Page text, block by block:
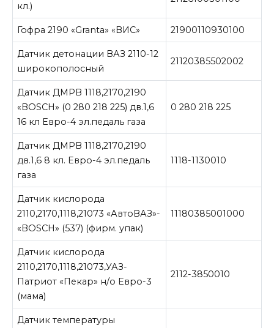
кл.)
Гофра 2190 «Granta» «ВИС» 21900110930100
Датчик детонации ВАЗ 2110-12
широкополосный
21120385502002
Датчик ДМРВ 1118,2170,2190
«BOSCH» (0 280 218 225) дв.1,6
16 кл Евро-4 эл.педаль газа
0 280 218 225
Датчик ДМРВ 1118,2170,2190
дв.1,6 8 кл. Евро-4 эл.педаль
газа
1118-1130010
Датчик кислорода
2110,2170,1118,21073 «АвтоВАЗ»-
«BOSCH» (537) (фирм. упак)
11180385001000
Датчик кислорода
2110,2170,1118,21073,УАЗ-
Патриот «Пекар» н/о Евро-3
(мама)
2112-3850010
Датчик температуры